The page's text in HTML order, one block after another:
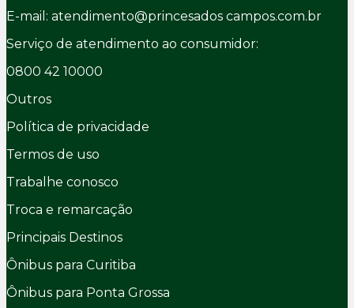
E-mail: atendimento@princesados campos.com.br
Serviço de atendimento ao consumidor:
0800 42 10000
Outros
Política de privacidade
Termos de uso
Trabalhe conosco
Troca e remarcação
Principais Destinos
Ônibus para Curitiba
Ônibus para Ponta Grossa